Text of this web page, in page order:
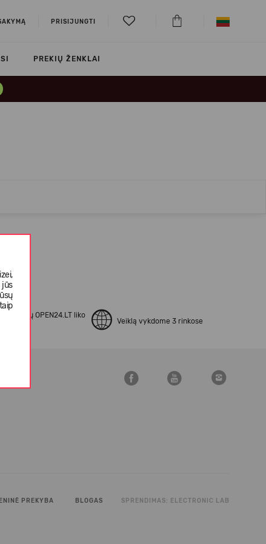
PRISIJUNGTI
PREKIŲ ŽENKLAI
jūs
OPEN24.LT liko
Veiklą vykdome 3 rinkose
PREKYBA BLOGAS SPRENDIMAS: ELECTRONIC LAB